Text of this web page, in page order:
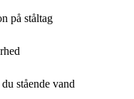
på ståltag
stående vand